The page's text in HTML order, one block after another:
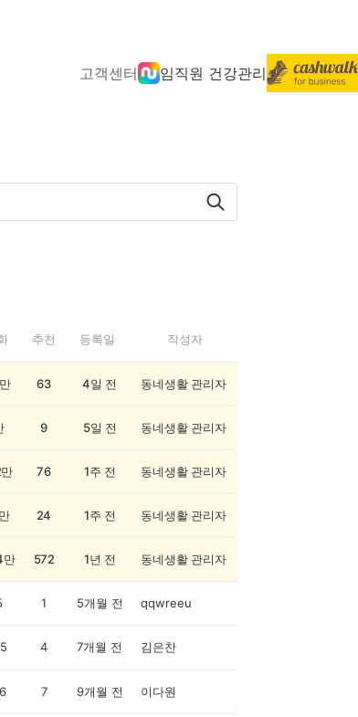
고객센터 임직원 건강관리
추천 등록일 작성자
63 4일 전 동네생활 관리자
9 5일 전 동네생활 관리자
76 1주 전 동네생활 관리자
24 1주 전 동네생활 관리자
만 572 1년 전 동네생활 관리자
1 5개월 전 qqwreeu
4 7개월 전 김은찬
7 9개월 전 이다원